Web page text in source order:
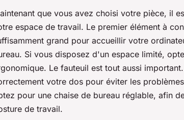
que vous avez choisi votre pièce, il
espace de travail. Le premier élément à
grand pour accueillir votre
Si vous disposez d'un espace limité,
Le fauteuil est tout aussi
votre dos pour éviter les
pour une chaise de bureau réglable, afin
de travail.